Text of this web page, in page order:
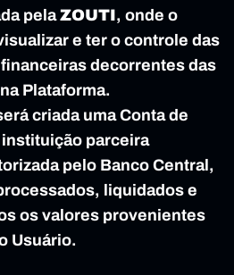
pela ZOUTI, onde o
e ter o controle das
decorrentes das
Plataforma.
criada uma Conta de
parceira
pelo Banco Central,
liquidados e
os valores provenientes
Usuário.